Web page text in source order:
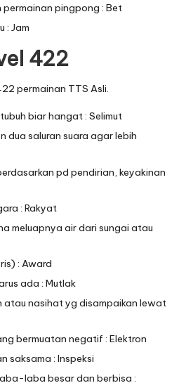
permainan pingpong : Bet
: Jam
422
permainan TTS Asli.
biar hangat : Selimut
dua saluran suara agar lebih
pd pendirian, keyakinan
: Rakyat
meluapnya air dari sungai atau
: Award
ada : Mutlak
atau nasihat yg disampaikan lewat
bermuatan negatif : Elektron
saksama : Inspeksi
laba besar dan berbisa :